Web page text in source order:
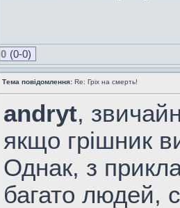
0 (0-0)
Тема повідомлення: Re: Гріх на смерть!
andryt,
якщо грішник
Однак, з
багато людей,